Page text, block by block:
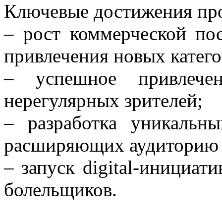
Ключевые достижения
– рост коммерческой
привлечения новых
– успешное
нерегулярных зрителей;
– разработка
расширяющих аудиторию
– запуск digital-
болельщиков.